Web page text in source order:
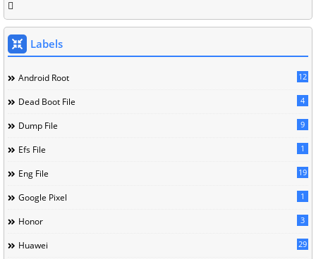
Labels
Android Root 12
Dead Boot File 4
Dump File 9
Efs File 1
Eng File 19
Google Pixel 1
Honor 3
Huawei 29